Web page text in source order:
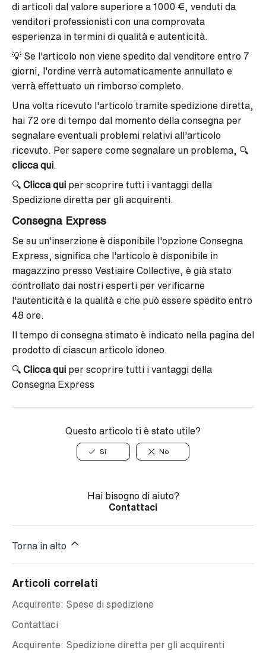
di articoli dal valore superiore a 1000 €, venduti da
venditori professionisti con una comprovata
esperienza in termini di qualità e autenticità.
💡 Se l'articolo non viene spedito dal venditore entro 7
giorni, l'ordine verrà automaticamente annullato e
verrà effettuato un rimborso completo.
Una volta ricevuto l'articolo tramite spedizione diretta,
hai 72 ore di tempo dal momento della consegna per
segnalare eventuali problemi relativi all'articolo
ricevuto. Per sapere come segnalare un problema, 🔍
clicca qui
🔍 Clicca qui per scoprire tutti i vantaggi della
Spedizione diretta per gli acquirenti.
Consegna Express
Se su un'inserzione è disponibile l'opzione Consegna
Express, significa che l'articolo è disponibile in
magazzino presso Vestiaire Collective, è già stato
controllato dai nostri esperti per verificarne
l'autenticità e la qualità e che può essere spedito entro
48 ore.
Il tempo di consegna stimato è indicato nella pagina del
prodotto di ciascun articolo idoneo.
🔍 Clicca qui per scoprire tutti i vantaggi della
Consegna Express
Questo articolo ti è stato utile?
Sí No
Hai bisogno di aiuto?
Contattaci
Torna in alto
Articoli correlati
Acquirente: Spese di spedizione
Contattaci
Acquirente: Spedizione diretta per gli acquirenti